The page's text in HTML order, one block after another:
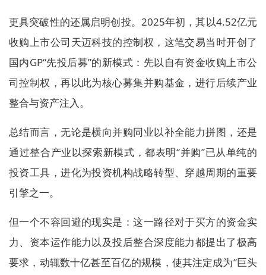
更具突破性的还属启明创投。2025年初，其以4.52亿元
收购上市公司天迈科技的控制权，这笔交易当时开创了
国内GP“先投后募”的新模式：先以自有资金收购上市公
司控制权，再以此为核心募集并购基金，进行后续产业
整合与资产注入。
总结而言，无论是横向并购同业以补全能力拼图，还是
通过整合产业以探索新模式，都表明“并购”已从单纯的
投资工具，进化为投资机构战略转型、穿越周期的重要
引擎之一。
但一个不容回避的现实是：这一路径对于买方的资金实
力、资本运作能力以及投后整合深度能力都提出了极高
要求，动辄数十亿甚至百亿的规模，使其注定成为“巨头